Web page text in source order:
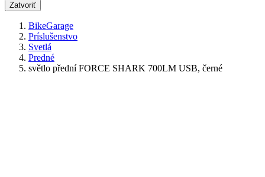
Zatvoriť
BikeGarage
Príslušenstvo
Svetlá
Predné
světlo přední FORCE SHARK 700LM USB, černé